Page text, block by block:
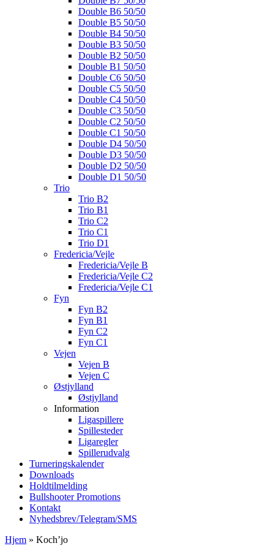
Double B6 50/50
Double B5 50/50
Double B4 50/50
Double B3 50/50
Double B2 50/50
Double B1 50/50
Double C6 50/50
Double C5 50/50
Double C4 50/50
Double C3 50/50
Double C2 50/50
Double C1 50/50
Double D4 50/50
Double D3 50/50
Double D2 50/50
Double D1 50/50
Trio
Trio B2
Trio B1
Trio C2
Trio C1
Trio D1
Fredericia/Vejle
Fredericia/Vejle B
Fredericia/Vejle C2
Fredericia/Vejle C1
Fyn
Fyn B2
Fyn B1
Fyn C2
Fyn C1
Vejen
Vejen B
Vejen C
Østjylland
Østjylland
Information
Ligaspillere
Spillesteder
Ligaregler
Spillerudvalg
Turneringskalender
Downloads
Holdtilmelding
Bullshooter Promotions
Kontakt
Nyhedsbrev/Telegram/SMS
Hjem » Koch’jo